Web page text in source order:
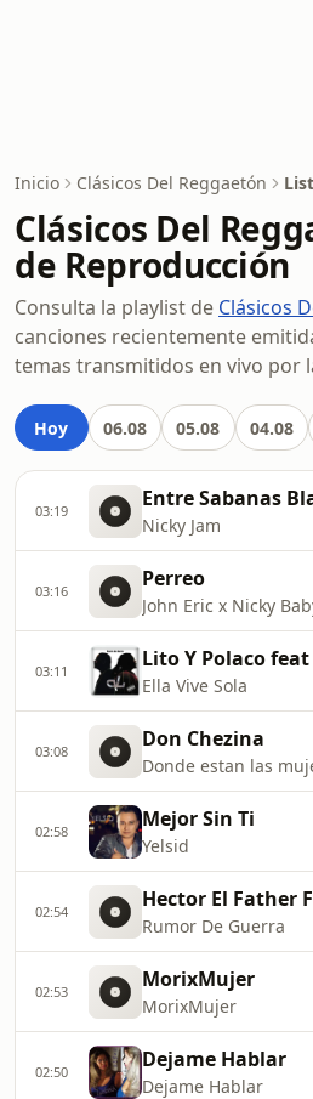
Inicio Clásicos Del Reggaetón
Clásicos Del
de Reproducción
Consulta la playlist de Clásicos
canciones recientemente
temas transmitidos en vivo por
Hoy 06.08 05.08 04.08
03:19 Entre Sabanas
Nicky Jam
03:16 Perreo
John Eric x Nicky
03:11
Ella Vive Sola
03:08 Don Chezina
Donde estan las
02:58 Mejor Sin Ti
Yelsid
02:54 Hector El Father
Rumor De Guerra
02:53 MorixMujer
MorixMujer
02:50 Dejame Hablar
Dejame Hablar